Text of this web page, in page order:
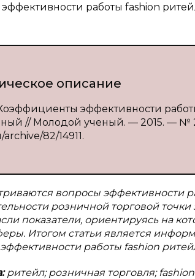
работы fashion
описание
эффективности
// Молодой ученый. — 2015. — №
82/14911.
вопросы эффективности
розничной торговой
показатели, ориентируясь на
Итогом статьи является
работы fashion
ритейл; розничная торговля;